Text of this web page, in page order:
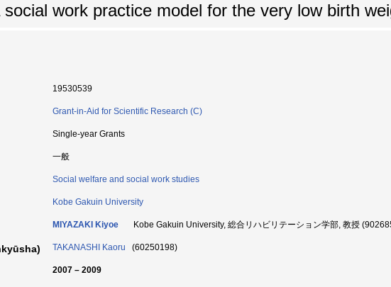
work practice model for the very low birth
19530539
Grant-in-Aid for Scientific Research (C)
Single-year Grants
一般
Social welfare and social work studies
Kobe Gakuin University
MIYAZAKI Kiyoe Kobe Gakuin University, 総合リハビリテーション学部, 教授
TAKANASHI Kaoru (60250198)
2007 – 2009